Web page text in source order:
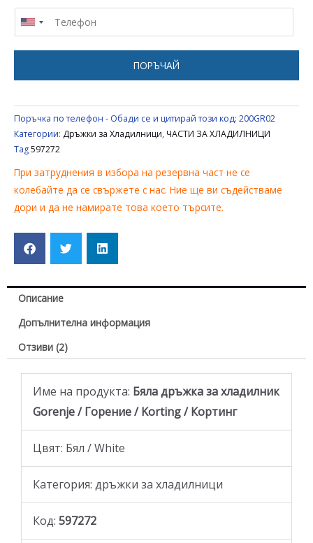
ВРАТА
ЗА
GORENJE
/
КORTING
ПОРЪЧАЙ
Поръчка по телефон - Обади се и цитирай този код: 200GR02
Категории: Дръжки за Хладилници,ЧАСТИ ЗА ХЛАДИЛНИЦИ
Tag597272
При затруднения в избора на резервна част не се
колебайте да се свържете с нас. Ние ще ви съдействаме
дори и да не намирате това което търсите.
Описание
Допълнителна информация
Отзиви (2)
Име на продукта: Бяла дръжка за хладилник
Gorenje / Горение / Korting / Кортинг
Цвят: Бял / White
Категория: дръжки за хладилници
Код: 597272